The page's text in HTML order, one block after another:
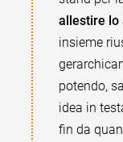
allestire lo
insieme
potendo,
idea in
fin da